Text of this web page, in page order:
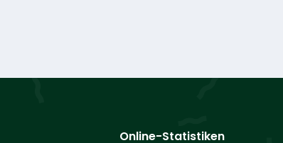
Online-Statistiken